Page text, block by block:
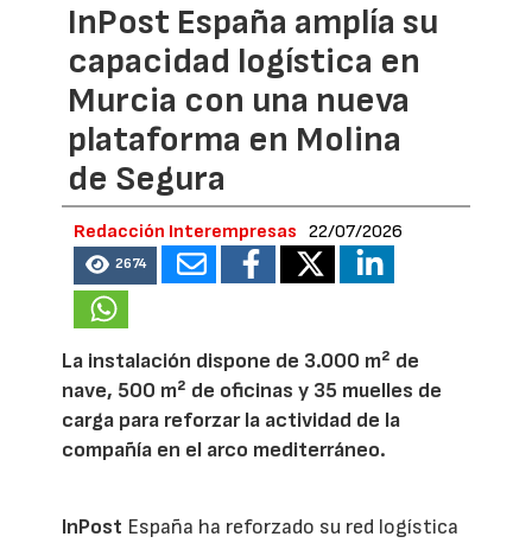
InPost España amplía su
capacidad logística en
Murcia con una nueva
plataforma en Molina
de Segura
Redacción Interempresas 22/07/2026
2674
La instalación dispone de 3.000 m² de
nave, 500 m² de oficinas y 35 muelles de
carga para reforzar la actividad de la
compañía en el arco mediterráneo.
InPost España ha reforzado su red logística